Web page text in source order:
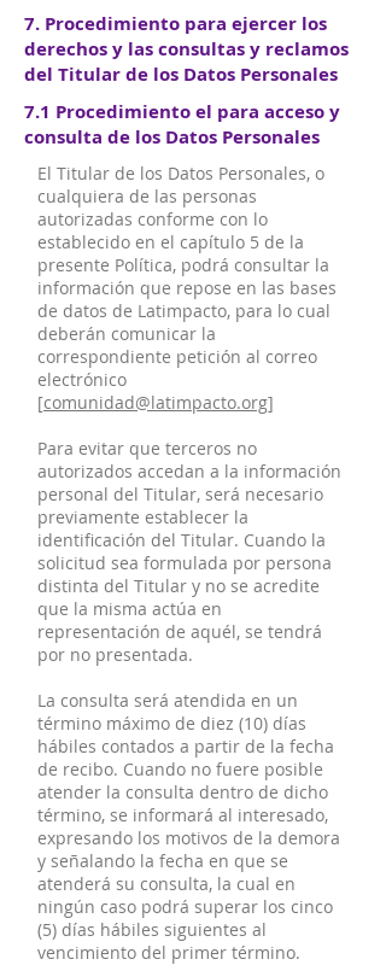
7. Procedimiento para ejercer los
derechos y las consultas y reclamos
del Titular de los Datos Personales
7.1 Procedimiento el para acceso y
consulta de los Datos Personales
El Titular de los Datos Personales, o
cualquiera de las personas
autorizadas conforme con lo
establecido en el capítulo 5 de la
presente Política, podrá consultar la
información que repose en las bases
de datos de Latimpacto, para lo cual
deberán comunicar la
correspondiente petición al correo
electrónico
[comunidad@latimpacto.org]
Para evitar que terceros no
autorizados accedan a la información
personal del Titular, será necesario
previamente establecer la
identificación del Titular. Cuando la
solicitud sea formulada por persona
distinta del Titular y no se acredite
que la misma actúa en
representación de aquél, se tendrá
por no presentada.
La consulta será atendida en un
término máximo de diez (10) días
hábiles contados a partir de la fecha
de recibo. Cuando no fuere posible
atender la consulta dentro de dicho
término, se informará al interesado,
expresando los motivos de la demora
y señalando la fecha en que se
atenderá su consulta, la cual en
ningún caso podrá superar los cinco
(5) días hábiles siguientes al
vencimiento del primer término.